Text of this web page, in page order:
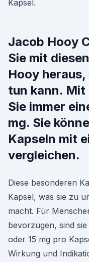
Kapsel.
Jacob Hooy
Sie mit
Hooy
tun kann. Mit
Sie immer
mg. Sie
Kapseln mit
vergleichen.
Diese besonderen
Kapsel, was sie zu
macht. Für
bevorzugen, sind
oder 15 mg pro
Wirkung und